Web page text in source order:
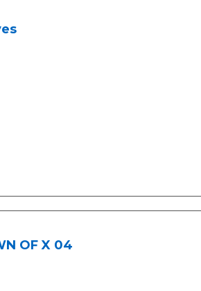
OF X 04